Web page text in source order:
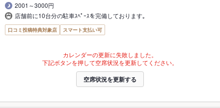
2001～3000円
店舗前に10台分の駐車ｽﾍﾟｰｽを完備しております｡
口コミ投稿特典対象店 スマート支払い可
カレンダーの更新に失敗しました。
下記ボタンを押して空席状況を更新してください。
空席状況を更新する